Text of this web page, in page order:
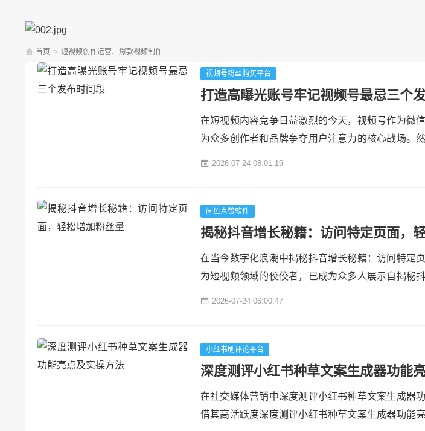
首页 > 短视频创作运营、爆款视频制作
视频号粉丝购买平台
打造高曝光账号牢记视频号最忌三个
在短视频内容竞争日益激烈的今天，视频号作为微
为众多创作者和品牌争夺用户注意力的核心战场。
间管理策略，助力账号实...
2026-07-24 08:01:19
闲鱼点赞软件
揭秘抖音增长秘籍：访问特定页面，
在当今数字化浪潮中揭秘抖音增长秘籍：访问特定
为短视频领域的佼佼者，已成为众多人展示自揭秘
析。各粉联盟---## 抖音...
2026-07-24 06:00:47
小红书刷评论平台
深度测评小红书种草文案生成器功能
在社交媒体营销中深度测评小红书种草文案生成器
借其高活跃度深度测评小红书种草文案生成器功能